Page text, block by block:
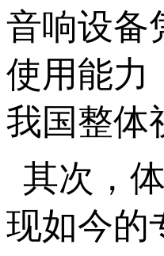
音响设备
使用能力
我国整体
其次，
现如今的